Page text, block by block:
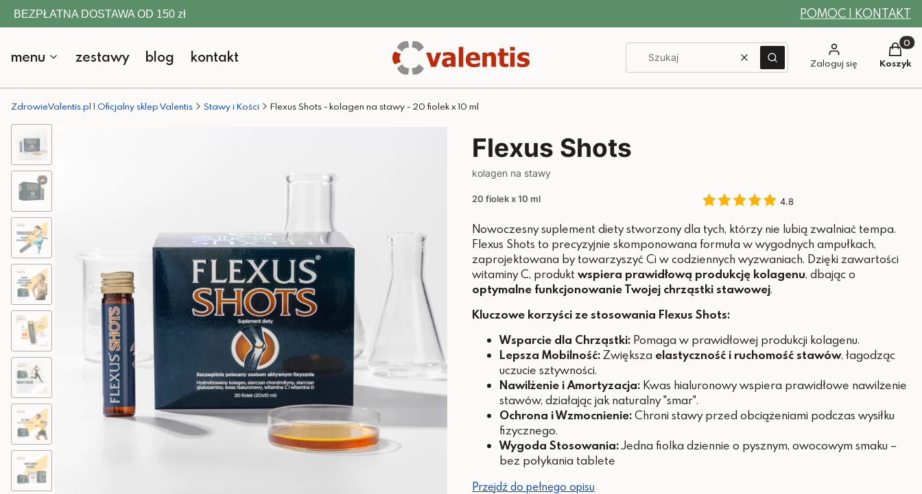
BEZPŁATNA DOSTAWA OD 150 zł POMOC I KONTAKT
menu zestawy blog kontakt WyczyśćSzukaj Zaloguj się Koszyk
ZdrowieValentis.pl | Oficjalny sklep Valentis Stawy i Kości Flexus Shots - kolagen na stawy - 20 fiolek x 10 ml
Flexus Shots
kolagen na stawy
20 fiolek x 10 ml 4.8
Nowoczesny suplement diety stworzony dla tych, którzy nie lubią zwalniać tempa.
Flexus Shots to precyzyjnie skomponowana formuła w wygodnych ampułkach,
zaprojektowana by towarzyszyć Ci w codziennych wyzwaniach. Dzięki zawartości
witaminy C, produkt wspiera prawidłową produkcję kolagenu, dbając o
optymalne funkcjonowanie Twojej chrząstki stawowej.
Kluczowe korzyści ze stosowania Flexus Shots:
Wsparcie dla Chrząstki: Pomaga w prawidłowej produkcji kolagenu.
Lepsza Mobilność: Zwiększa elastyczność i ruchomość stawów, łagodząc
uczucie sztywności.
Nawilżenie i Amortyzacja: Kwas hialuronowy wspiera prawidłowe nawilżenie
stawów, działając jak naturalny "smar".
Ochrona i Wzmocnienie:Chroni stawy przed obciążeniami podczas wysiłku
fizycznego.
Wygoda Stosowania:Jedna fiolka dziennie o pysznym, owocowym smaku –
bez połykania tablete
Przejdź do pełnego opisu